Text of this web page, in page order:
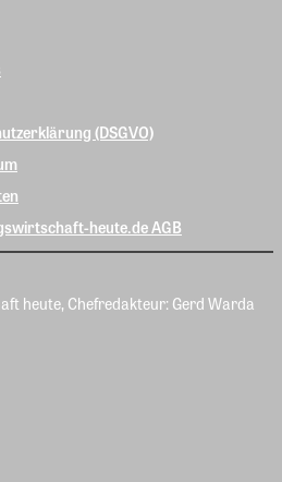
(DSGVO)
heute.de AGB
heute, Chefredakteur: Gerd Warda